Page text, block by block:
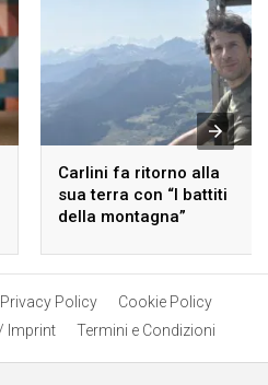
Carlini fa ritorno alla
sua terra con “I battiti
della montagna”
Privacy Policy
Cookie Policy
Imprint Termini e Condizioni